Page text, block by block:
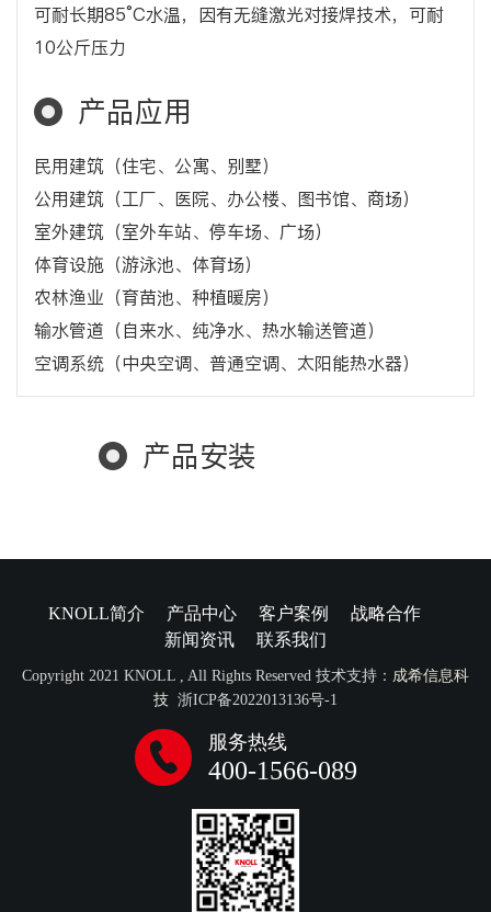
可耐长期85°C水温，因有无缝激光对接焊技术，可耐
10公斤压力
产品应用
民用建筑（住宅、公寓、别墅）
公用建筑（工厂、医院、办公楼、图书馆、商场）
室外建筑（室外车站、停车场、广场）
体育设施（游泳池、体育场）
农林渔业（育苗池、种植暖房）
输水管道（自来水、纯净水、热水输送管道）
空调系统（中央空调、普通空调、太阳能热水器）
产品安装
KNOLL简介 产品中心 客户案例
战略合作
新闻资讯
联系我们
Copyright 2021 KNOLL , All Rights Reserved 技术支持： 成希信息科
技 浙ICP备2022013136号-1
服务热线
400-1566-089